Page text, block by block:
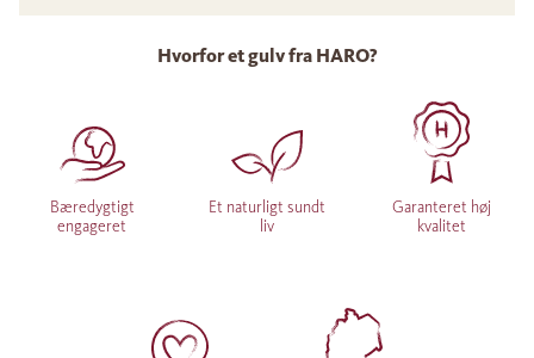
Hvorfor et gulv fra HARO?
Bæredygtigt
engageret
Et naturligt sundt
liv
Garanteret høj
kvalitet